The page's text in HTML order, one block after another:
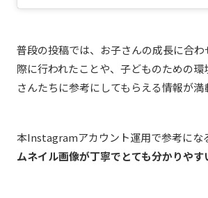
普段の投稿では、お子さんの成長に合
際に行われたことや、子どものための
さんたちに参考にしてもらえる情報が満
本Instagramアカウント運用で参考にな
ムネイル画像が丁寧でとても分かりやす